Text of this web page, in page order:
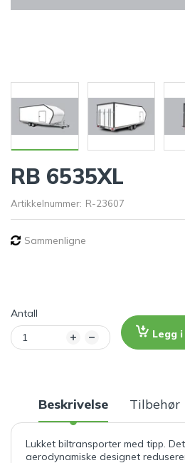
RB 6535XL
Artikkelnummer: R-23607
Sammenligne
Antall
Legg
Beskrivelse Tilbehør
Lukket biltransporter med tipp.
aerodynamiske designet